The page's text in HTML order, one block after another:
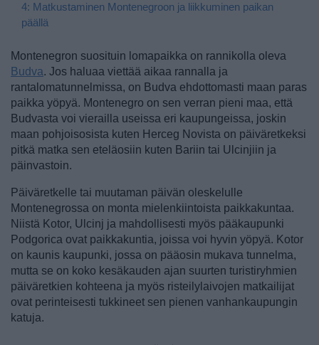
4: Matkustaminen Montenegroon ja liikkuminen paikan
päällä
Montenegron suosituin lomapaikka on rannikolla oleva
Budva. Jos haluaa viettää aikaa rannalla ja
rantalomatunnelmissa, on Budva ehdottomasti maan paras
paikka yöpyä. Montenegro on sen verran pieni maa, että
Budvasta voi vierailla useissa eri kaupungeissa, joskin
maan pohjoisosista kuten Herceg Novista on päiväretkeksi
pitkä matka sen eteläosiin kuten Bariin tai Ulcinjiin ja
päinvastoin.
Päiväretkelle tai muutaman päivän oleskelulle
Montenegrossa on monta mielenkiintoista paikkakuntaa.
Niistä Kotor, Ulcinj ja mahdollisesti myös pääkaupunki
Podgorica ovat paikkakuntia, joissa voi hyvin yöpyä. Kotor
on kaunis kaupunki, jossa on pääosin mukava tunnelma,
mutta se on koko kesäkauden ajan suurten turistiryhmien
päiväretkien kohteena ja myös risteilylaivojen matkailijat
ovat perinteisesti tukkineet sen pienen vanhankaupungin
katuja.